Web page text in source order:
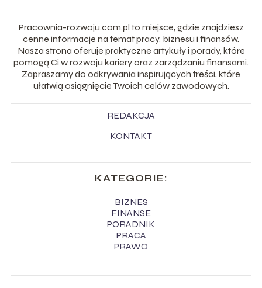
Pracownia-rozwoju.com.pl to miejsce, gdzie znajdziesz
cenne informacje na temat pracy, biznesu i finansów.
Nasza strona oferuje praktyczne artykuły i porady, które
pomogą Ci w rozwoju kariery oraz zarządzaniu finansami.
Zapraszamy do odkrywania inspirujących treści, które
ułatwią osiągnięcie Twoich celów zawodowych.
REDAKCJA
KONTAKT
KATEGORIE:
BIZNES
FINANSE
PORADNIK
PRACA
PRAWO